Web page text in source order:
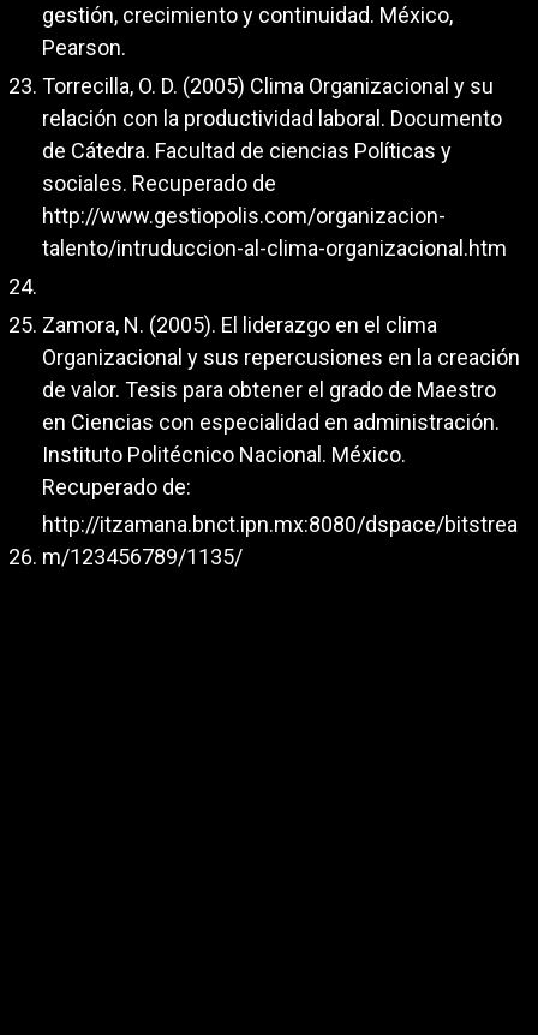
gestión, crecimiento y continuidad. México,
Pearson.
Torrecilla, O. D. (2005) Clima Organizacional y su
relación con la productividad laboral. Documento
de Cátedra. Facultad de ciencias Políticas y
sociales. Recuperado de
http://www.gestiopolis.com/organizacion-
talento/intruduccion-al-clima-organizacional.htm
Zamora, N. (2005). El liderazgo en el clima
Organizacional y sus repercusiones en la creación
de valor. Tesis para obtener el grado de Maestro
en Ciencias con especialidad en administración.
Instituto Politécnico Nacional. México.
Recuperado de:
http://itzamana.bnct.ipn.mx:8080/dspace/bitstrea
m/123456789/1135/